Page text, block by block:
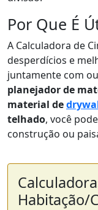
Por Que É
A Calculadora de
desperdícios e
juntamente com
planejador de
material de
telhado, você
construção ou
Habitação/